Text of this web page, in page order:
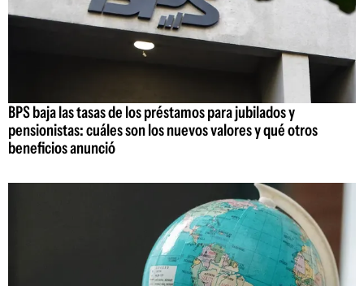
BPS baja las tasas de los préstamos para jubilados y
pensionistas: cuáles son los nuevos valores y qué otros
beneficios anunció